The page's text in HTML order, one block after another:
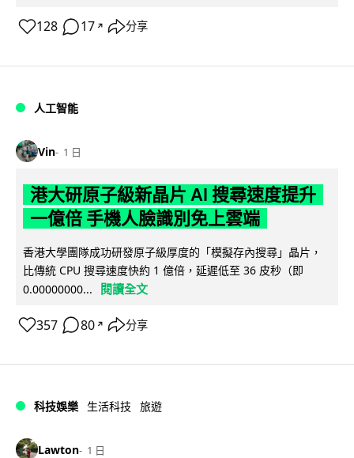
128 17 ↗ 分享
人工智能
Vin 1 日
港大研原子級新晶片 AI 搜尋速度提升
一億倍 手機人臉識別免上雲端
香港大學團隊成功研發原子級厚度的「模擬存內搜尋」晶片，
比傳統 CPU 搜尋速度快約 1 億倍，延遲低至 36 皮秒（即
0.00000000...
閱讀全文
357 80 ↗ 分享
科技娛樂 生活科技 旅遊
Lawton 1 日